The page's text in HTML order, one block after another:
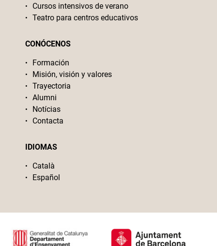
Cursos intensivos de verano
Teatro para centros educativos
CONÓCENOS
Formación
Misión, visión y valores
Trayectoria
Alumni
Notícias
Contacta
IDIOMAS
Català
Español